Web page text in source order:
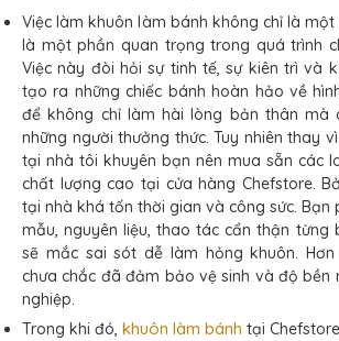
Việc làm khuôn làm bánh không chỉ là
là một phần quan trọng trong quá trình
Việc này đòi hỏi sự tinh tế, sự kiên trì và
tạo ra những chiếc bánh hoàn hảo về
để không chỉ làm hài lòng bản thân mà
những người thưởng thức. Tuy nhiên thay
tại nhà tôi khuyên bạn nên mua sẵn các
chất lượng cao tại cửa hàng Chefstore.
tại nhà khá tốn thời gian và công sức. Bạn
mẫu, nguyên liệu, thao tác cẩn thận từng
sẽ mắc sai sót dễ làm hỏng khuôn.
chưa chắc đã đảm bảo vệ sinh và độ bền
nghiệp.
Trong khi đó, khuôn làm bánh tại